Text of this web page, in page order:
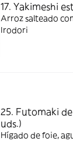
17. Yakimeshi
Arroz salteado
Irodori
25. Futomaki
uds.)
Hígado de foie,